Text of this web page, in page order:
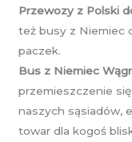
Przewozy z Polski
też busy z Niemiec
paczek.
Bus z Niemiec
przemieszczenie
naszych sąsiadów,
towar dla kogoś